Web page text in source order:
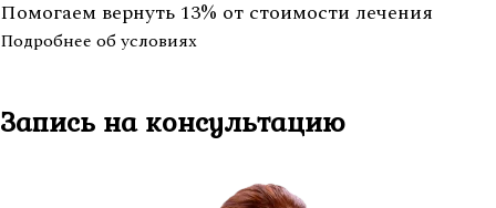
Помогаем вернуть 13% от стоимости лечения
Подробнее об условиях
Запись на консультацию